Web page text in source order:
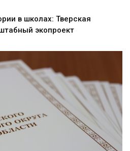
в школах: Тверская
экопроект